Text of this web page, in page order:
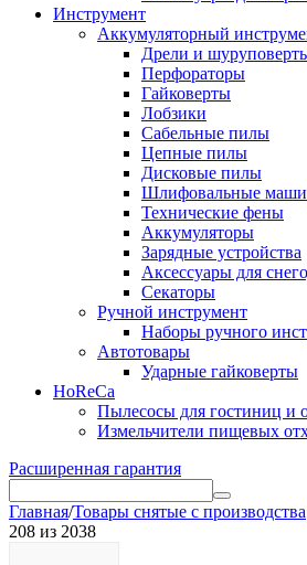
Инструмент
Аккумуляторный
Дрели и
Перфораторы
Гайковерты
Лобзики
Сабельные пилы
Цепные пилы
Дисковые пилы
Шлифовальные
Технические фены
Аккумуляторы
Зарядные устройства
Аксессуары для
Секаторы
Ручной инструмент
Наборы ручного
Автотовары
Ударные гайковерты
HoReCa
Пылесосы для гостиниц и
Измельчители пищевых
Расширенная гарантия
Главная/Товары снятые с производства
208 из 2038